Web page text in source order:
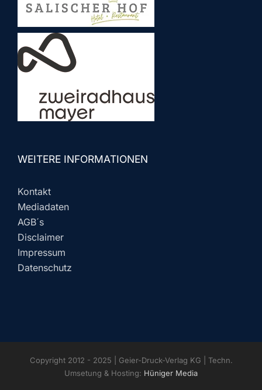
WEITERE INFORMATIONEN
Kontakt
Mediadaten
AGB´s
Disclaimer
Impressum
Datenschutz
Copyright 2012 - 2025 | Geier-Druck-Verlag KG | Techn.
Umsetung & Hosting: Hüniger Media